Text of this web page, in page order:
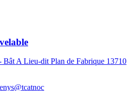
Bât A Lieu-dit Plan de Fabrique 13710